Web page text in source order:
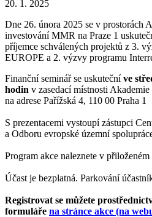
20. 1. 2025
Dne 26. února 2025 se v prostorách
investování MMR na Praze 1
příjemce schválených projektů z 3.
EUROPE a 2. výzvy programu
Finanční seminář se uskutečníve
hodin v zasedací místnosti
na adrese Pařížská 4, 110 00 Praha 1
S prezentacemi vystoupí zástupci
a Odboru evropské územní
Program akce naleznete v
Účast je bezplatná. Parkování
Registrovat se můžete
formuláře na stránce akce (na